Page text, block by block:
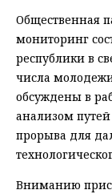
Общественная
мониторинг
республики в
числа
обсуждены в
анализом
прорыва для
Вниманию